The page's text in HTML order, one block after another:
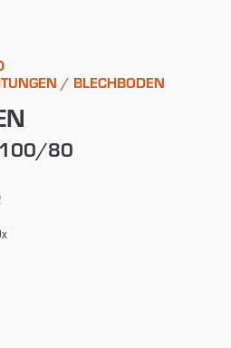
/ BLECHBODEN
100/80